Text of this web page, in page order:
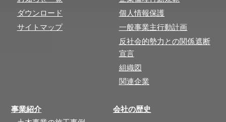
ダウンロード
サイトマップ
個人情報保護
一般事業主行動計画
反社会的勢力との関係遮断
宣言
組織図
関連企業
事業紹介
会社の歴史